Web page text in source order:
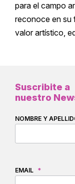
para el campo
reconoce en su
valor artístico,
Suscribite a
nuestro
NOMBRE Y
EMAIL *